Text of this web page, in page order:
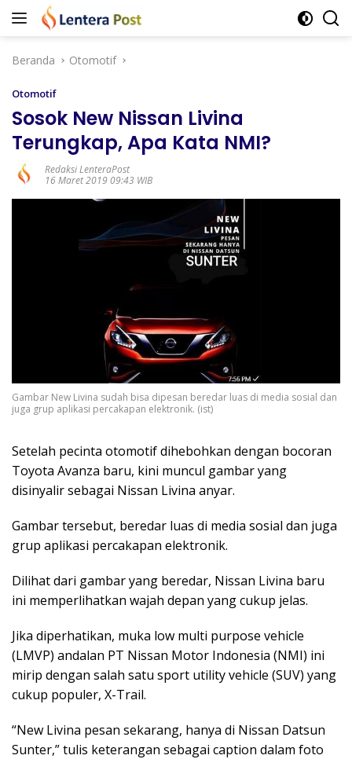
Langsung
Beranda
Otomotif
Otomotif
Sosok New Nissan Livina
Terungkap, Apa Kata NMI?
Redaksi LenteraPost
16 Maret 2019 09:43 WIB
Gambar New Livina sudah bisa dipesan beredar luas di media sosial dan
juga grup aplikasi percakapan elektronik. (ist)
Setelah pecinta otomotif dihebohkan dengan bocoran
Toyota Avanza baru, kini muncul gambar yang
disinyalir sebagai Nissan Livina anyar.
Gambar tersebut, beredar luas di media sosial dan juga
grup aplikasi percakapan elektronik.
Dilihat dari gambar yang beredar, Nissan Livina baru
ini memperlihatkan wajah depan yang cukup jelas.
Jika diperhatikan, muka low multi purpose vehicle
(LMVP) andalan PT Nissan Motor Indonesia (NMI) ini
mirip dengan salah satu sport utility vehicle (SUV) yang
cukup populer, X-Trail.
“New Livina pesan sekarang, hanya di Nissan Datsun
Sunter,” tulis keterangan sebagai caption dalam foto